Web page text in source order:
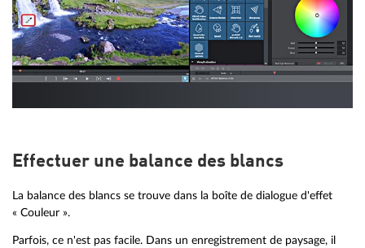
Effectuer une balance des blancs
La balance des blancs se trouve dans la boîte de dialogue d'effet
« Couleur ».
Parfois, ce n'est pas facile. Dans un enregistrement de paysage, il